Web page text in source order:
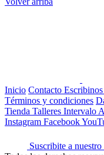
Inicio Contacto
Términos y condiciones
Tienda Talleres Intervalo
Instagram Facebook
Suscribite a